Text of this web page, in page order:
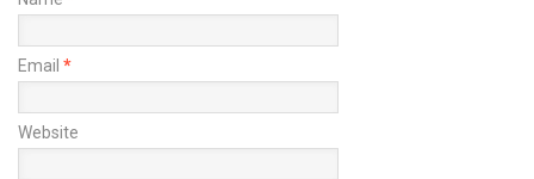
Email *
Website